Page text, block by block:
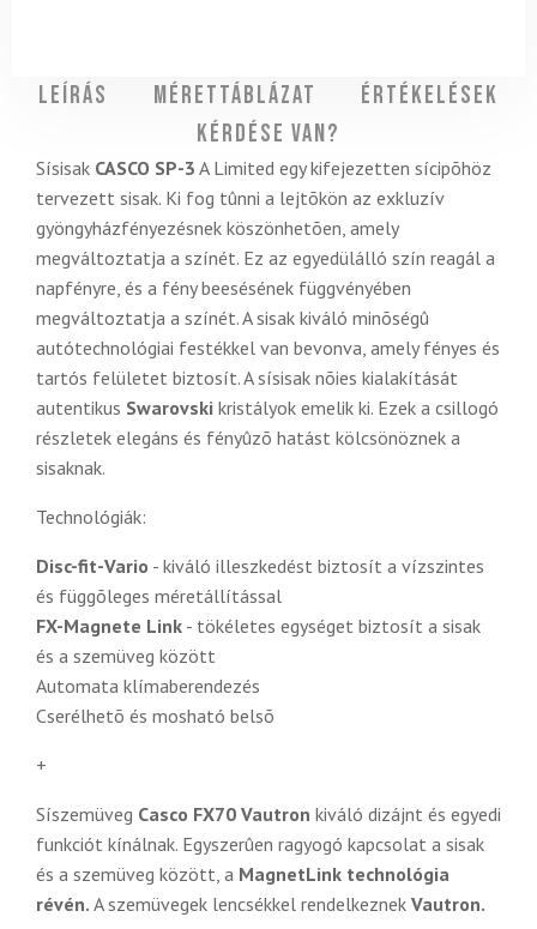
Leírás Mérettáblázat
Értékelések
Kérdése van?
Sísisak CASCO SP-3 A Limited egy kifejezetten sícipõhöz
tervezett sisak. Ki fog tûnni a lejtõkön az exkluzív
gyöngyházfényezésnek köszönhetõen, amely
megváltoztatja a színét. Ez az egyedülálló szín reagál a
napfényre, és a fény beesésének függvényében
megváltoztatja a színét. A sisak kiváló minõségû
autótechnológiai festékkel van bevonva, amely fényes és
tartós felületet biztosít. A sísisak nõies kialakítását
autentikus Swarovski kristályok emelik ki. Ezek a csillogó
részletek elegáns és fényûzõ hatást kölcsönöznek a
sisaknak.
Technológiák:
Disc-fit-Vario - kiváló illeszkedést biztosít a vízszintes
és függõleges méretállítással
FX-Magnete Link - tökéletes egységet biztosít a sisak
és a szemüveg között
Automata klímaberendezés
Cserélhetõ és mosható belsõ
+
Síszemüveg Casco FX70 Vautron kiváló dizájnt és egyedi
funkciót kínálnak. Egyszerûen ragyogó kapcsolat a sisak
és a szemüveg között, a MagnetLink technológia
révén. A szemüvegek lencsékkel rendelkeznek Vautron.